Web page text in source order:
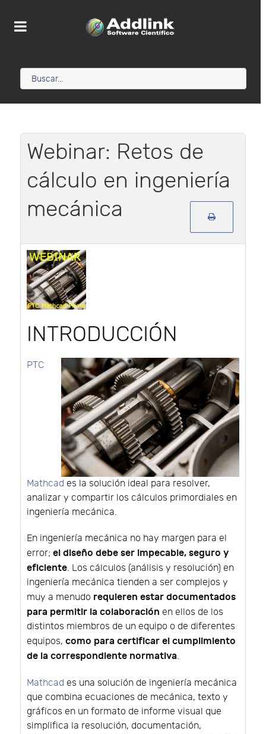
Webinar: Retos de
cálculo en ingeniería
mecánica
INTRODUCCIÓN
PTC
Mathcad es la solución ideal para resolver,
analizar y compartir los cálculos primordiales en
ingeniería mecánica.
En ingeniería mecánica no hay margen para el
error; el diseño debe ser impecable, seguro y
eficiente. Los cálculos (análisis y resolución) en
ingeniería mecánica tienden a ser complejos y
muy a menudo requieren estar documentados
para permitir la colaboración en ellos de los
distintos miembros de un equipo o de diferentes
equipos, como para certificar el cumplimiento
de la correspondiente normativa.
Mathcad es una solución de ingeniería mecánica
que combina ecuaciones de mecánica, texto y
gráficos en un formato de informe visual que
simplifica la resolución, documentación,